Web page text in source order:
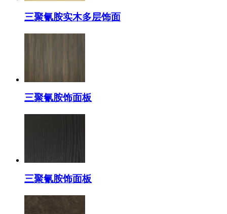
三聚氰胺实木多层饰面
三聚氰胺饰面板
三聚氰胺饰面板